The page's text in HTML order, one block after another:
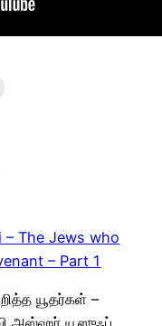
– The Jews who
– Part 1
யூதர்கள் –